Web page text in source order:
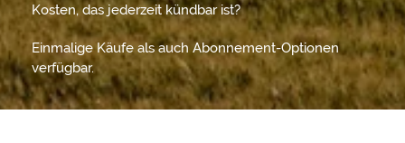
Kosten, das jederzeit kündbar ist?
Einmalige Käufe als auch Abonnement-Optionen
verfügbar.